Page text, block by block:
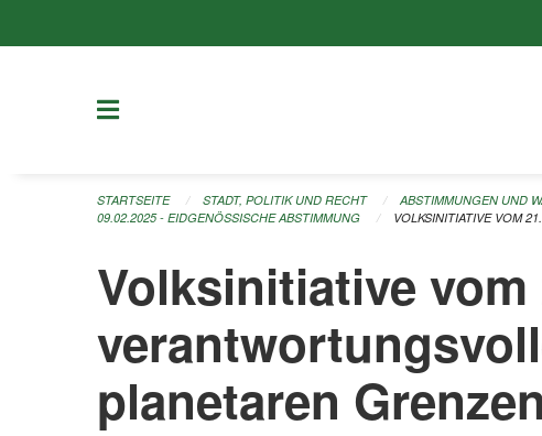
STARTSEITE STADT, POLITIK UND RECHT ABSTIMMUNGEN UND
09.02.2025 - EIDGENÖSSISCHE ABSTIMMUNG
VOLKSINITIATIVE VOM
Volksinitiative vom
planetaren Grenzen